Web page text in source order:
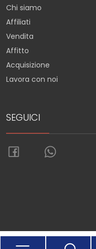
Chi siamo
Affiliati
Vendita
Affitto
Acquisizione
Lavora con noi
SEGUICI